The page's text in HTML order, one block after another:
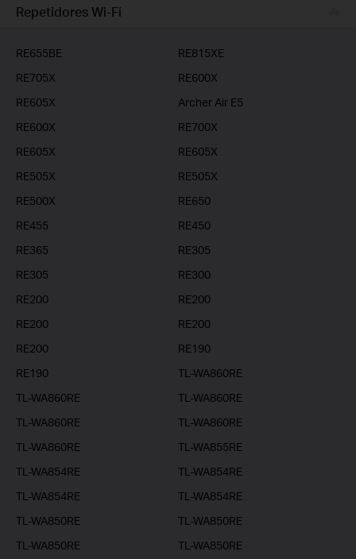
Empresas
Repetidores Wi-Fi
RE655BE
RE815XE
RE705X
RE600X
RE605X
Archer Air E5
RE600X
RE700X
RE605X
RE605X
RE505X
RE505X
RE500X
RE650
RE455
RE450
RE365
RE305
RE305
RE300
RE200
RE200
RE200
RE200
RE200
RE190
RE190
TL-WA860RE
TL-WA860RE
TL-WA860RE
TL-WA860RE
TL-WA860RE
TL-WA860RE
TL-WA855RE
TL-WA854RE
TL-WA854RE
TL-WA854RE
TL-WA854RE
TL-WA850RE
TL-WA850RE
TL-WA850RE
TL-WA850RE